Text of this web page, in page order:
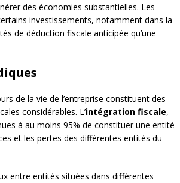
des économies substantielles. Les
investissements, notamment dans la
de déduction fiscale anticipée qu’une
de la vie de l’entreprise constituent des
considérables. L’intégration fiscale,
à au moins 95% de constituer une entité
et les pertes des différentes entités du
entre entités situées dans différentes